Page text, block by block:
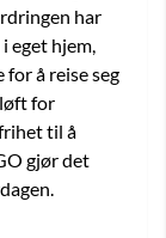
har
eget hjem,
for å reise seg
for
til å
gjør det